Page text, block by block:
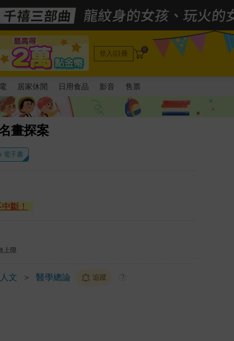
登入/註冊 0
居家休閒 日用食品 影音 售票
畫探案
電子書
斷！
上限
文 ＞ 醫學總論 追蹤 ?